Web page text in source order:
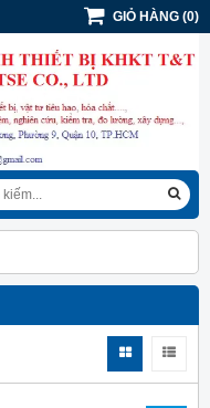
GIỎ HÀNG (0)